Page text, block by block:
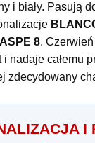
i biały. Pasują
8.
nadaje całemu
zdecydowany
I